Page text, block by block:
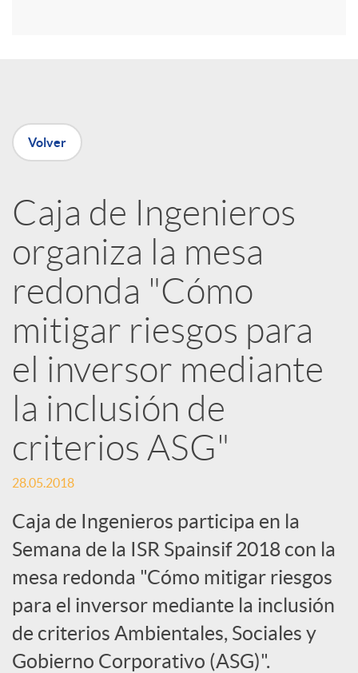
n
R
e
d
e
s
S
o
c
i
a
Volver
Caja de Ingenieros
organiza la mesa
redonda "Cómo
mitigar riesgos para
el inversor mediante
la inclusión de
criterios ASG"
28.05.2018
Caja de Ingenieros participa en la
Semana de la ISR Spainsif 2018 con la
mesa redonda "Cómo mitigar riesgos
para el inversor mediante la inclusión
de criterios Ambientales, Sociales y
Gobierno Corporativo (ASG)".